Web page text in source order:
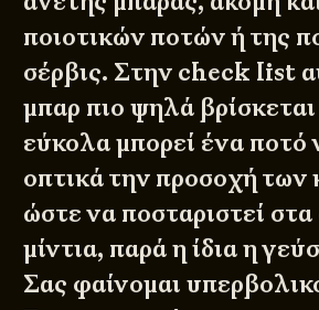
ποιοτικών ποτών ή της
σέρβις. Στην check list
μπαρ πιο ψηλά
εύκολα μπορεί ένα ποτό
οπτικά την προσοχή
ώστε να ποσταριστεί
μίντια, παρά η ίδια η
Σας φαίνομαι